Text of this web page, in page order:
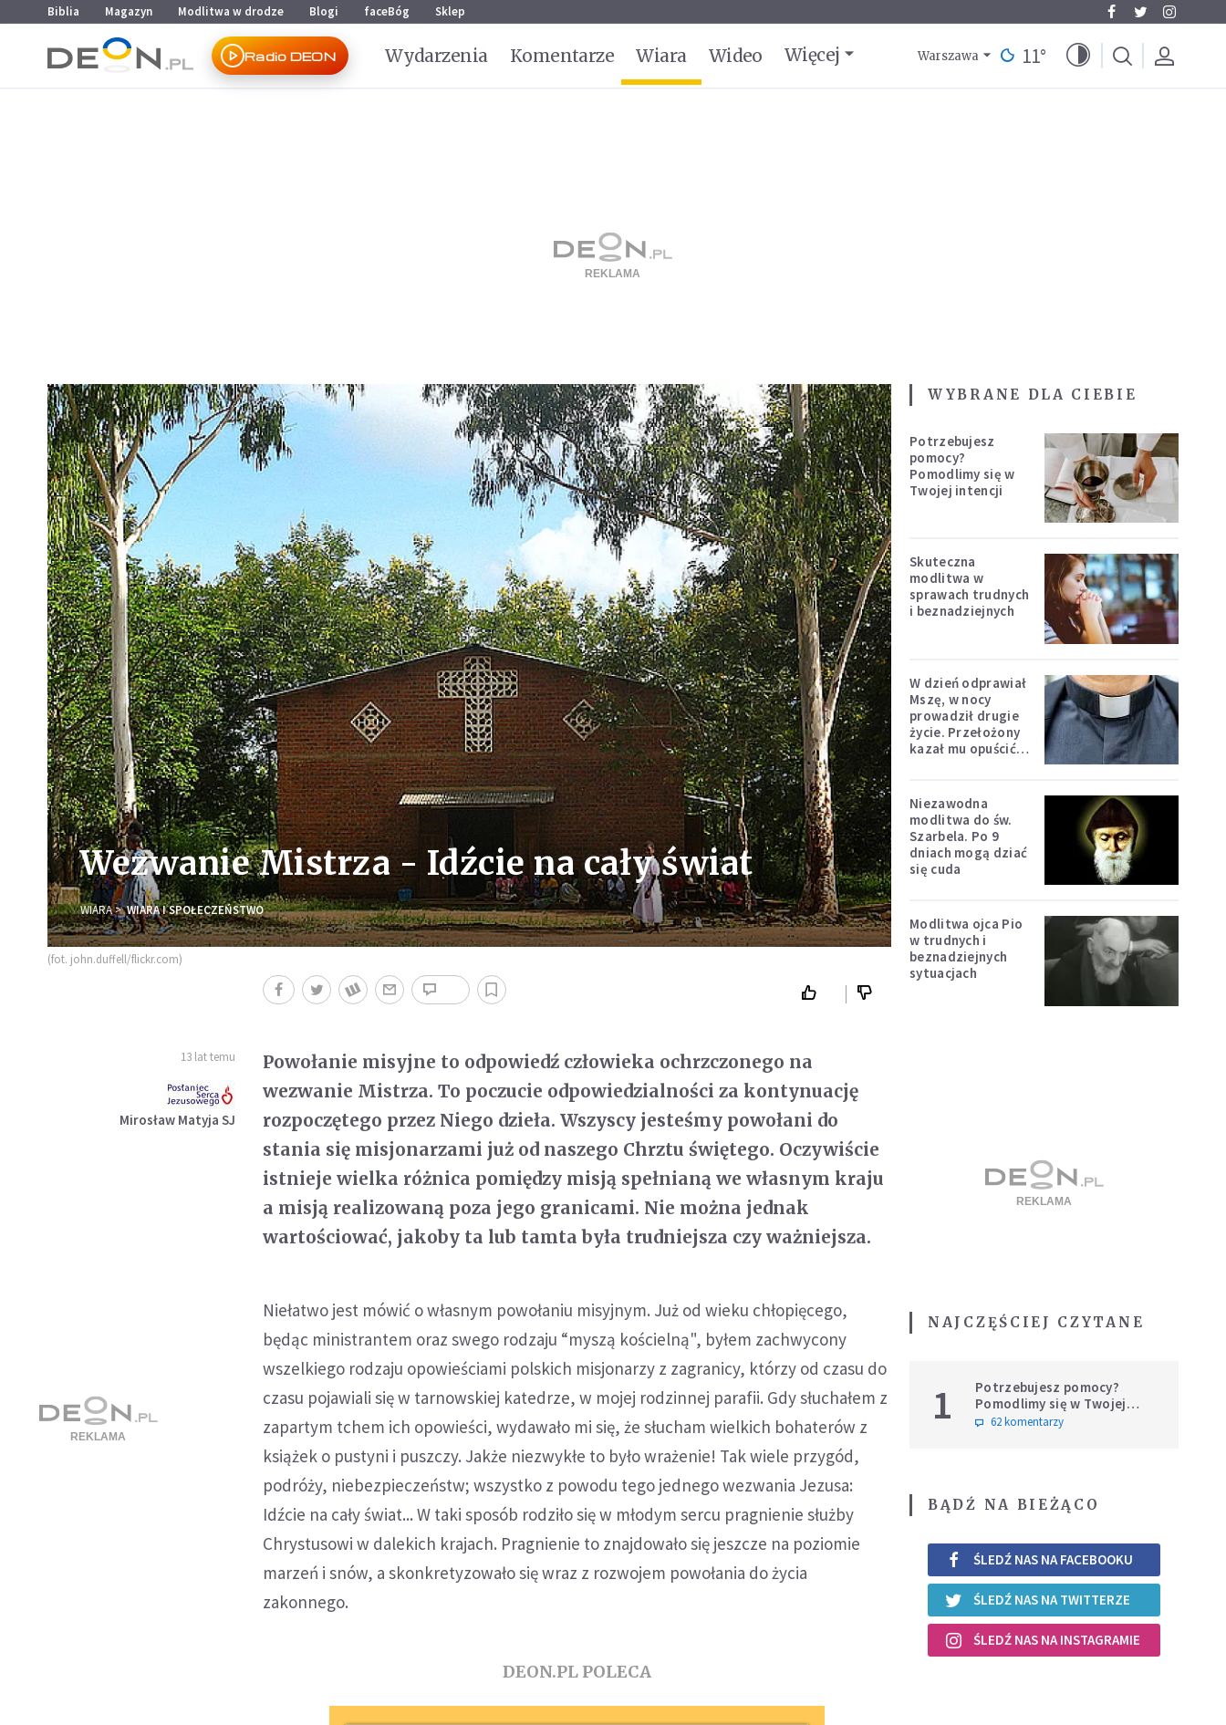
Przejdź do menu głównego
Przejdź do treści
Biblia Magazyn Modlitwa w drodze Blogi faceBóg Sklep
Radio DEON Wydarzenia Komentarze Wiara Wideo Więcej Warszawa 11°
Wezwanie Mistrza - Idźcie na cały świat
WIARA WIARA I SPOŁECZEŃSTWO
(fot. john.duffell/flickr.com)
13 lat temu
Mirosław Matyja SJ
Powołanie misyjne to odpowiedź człowieka ochrzczonego na
wezwanie Mistrza. To poczucie odpowiedzialności za kontynuację
rozpoczętego przez Niego dzieła. Wszyscy jesteśmy powołani do
stania się misjonarzami już od naszego Chrztu świętego. Oczywiście
istnieje wielka różnica pomiędzy misją spełnianą we własnym kraju
a misją realizowaną poza jego granicami. Nie można jednak
wartościować, jakoby ta lub tamta była trudniejsza czy ważniejsza.
Niełatwo jest mówić o własnym powołaniu misyjnym. Już od wieku chłopięcego,
będąc ministrantem oraz swego rodzaju “myszą kościelną", byłem zachwycony
wszelkiego rodzaju opowieściami polskich misjonarzy z zagranicy, którzy od czasu do
czasu pojawiali się w tarnowskiej katedrze, w mojej rodzinnej parafii. Gdy słuchałem z
zapartym tchem ich opowieści, wydawało mi się, że słucham wielkich bohaterów z
książek o pustyni i puszczy. Jakże niezwykłe to było wrażenie! Tak wiele przygód,
podróży, niebezpieczeństw; wszystko z powodu tego jednego wezwania Jezusa:
Idźcie na cały świat... W taki sposób rodziło się w młodym sercu pragnienie służby
Chrystusowi w dalekich krajach. Pragnienie to znajdowało się jeszcze na poziomie
marzeń i snów, a skonkretyzowało się wraz z rozwojem powołania do życia
zakonnego.
DEON.PL POLECA
WYBRANE DLA CIEBIE
Potrzebujesz
pomocy?
Pomodlimy się w
Twojej intencji
Skuteczna
modlitwa w
sprawach trudnych
i beznadziejnych
W dzień odprawiał
Mszę, w nocy
prowadził drugie
życie. Przełożony
kazał mu opuścić
Niezawodna
modlitwa do św.
Szarbela. Po 9
dniach mogą dziać
się cuda
Modlitwa ojca Pio
w trudnych i
beznadziejnych
sytuacjach
NAJCZĘŚCIEJ CZYTANE
1
Potrzebujesz pomocy?
Pomodlimy się w Twojej
intencji
62 komentarzy
BĄDŹ NA BIEŻĄCO
ŚLEDŹ NAS NA FACEBOOKU
ŚLEDŹ NAS NA TWITTERZE
ŚLEDŹ NAS NA INSTAGRAMIE